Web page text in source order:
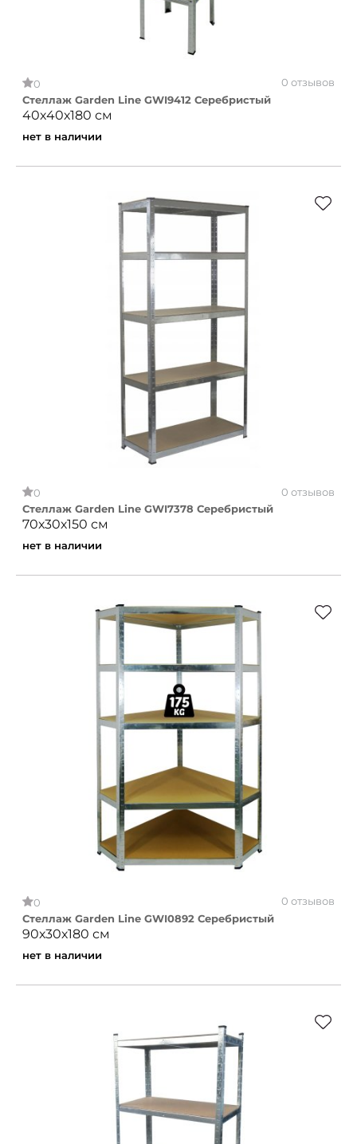
0
0 отзывов
Стеллаж Garden Line GWI9412 Серебристый
40х40х180 см
нет в наличии
0
0 отзывов
Стеллаж Garden Line GWI7378 Серебристый
70х30х150 см
нет в наличии
0
0 отзывов
Стеллаж Garden Line GWI0892 Серебристый
90х30х180 см
нет в наличии